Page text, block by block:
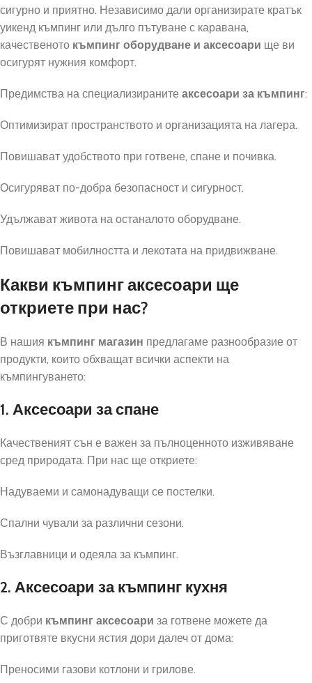
сигурно и приятно. Независимо дали организирате кратък
уикенд къмпинг или дълго пътуване с каравана,
качественото къмпинг оборудване и аксесоари ще ви
осигурят нужния комфорт.
Предимства на специализираните аксесоари за къмпинг:
Оптимизират пространството и организацията на лагера.
Повишават удобството при готвене, спане и почивка.
Осигуряват по-добра безопасност и сигурност.
Удължават живота на останалото оборудване.
Повишават мобилността и лекотата на придвижване.
Какви къмпинг аксесоари ще
откриете при нас?
В нашия къмпинг магазин предлагаме разнообразие от
продукти, които обхващат всички аспекти на
къмпингуването:
1. Аксесоари за спане
Качественият сън е важен за пълноценното изживяване
сред природата. При нас ще откриете:
Надуваеми и самонадуващи се постелки.
Спални чували за различни сезони.
Възглавници и одеяла за къмпинг.
2. Аксесоари за къмпинг кухня
С добри къмпинг аксесоари за готвене можете да
приготвяте вкусни ястия дори далеч от дома:
Преносими газови котлони и грилове.